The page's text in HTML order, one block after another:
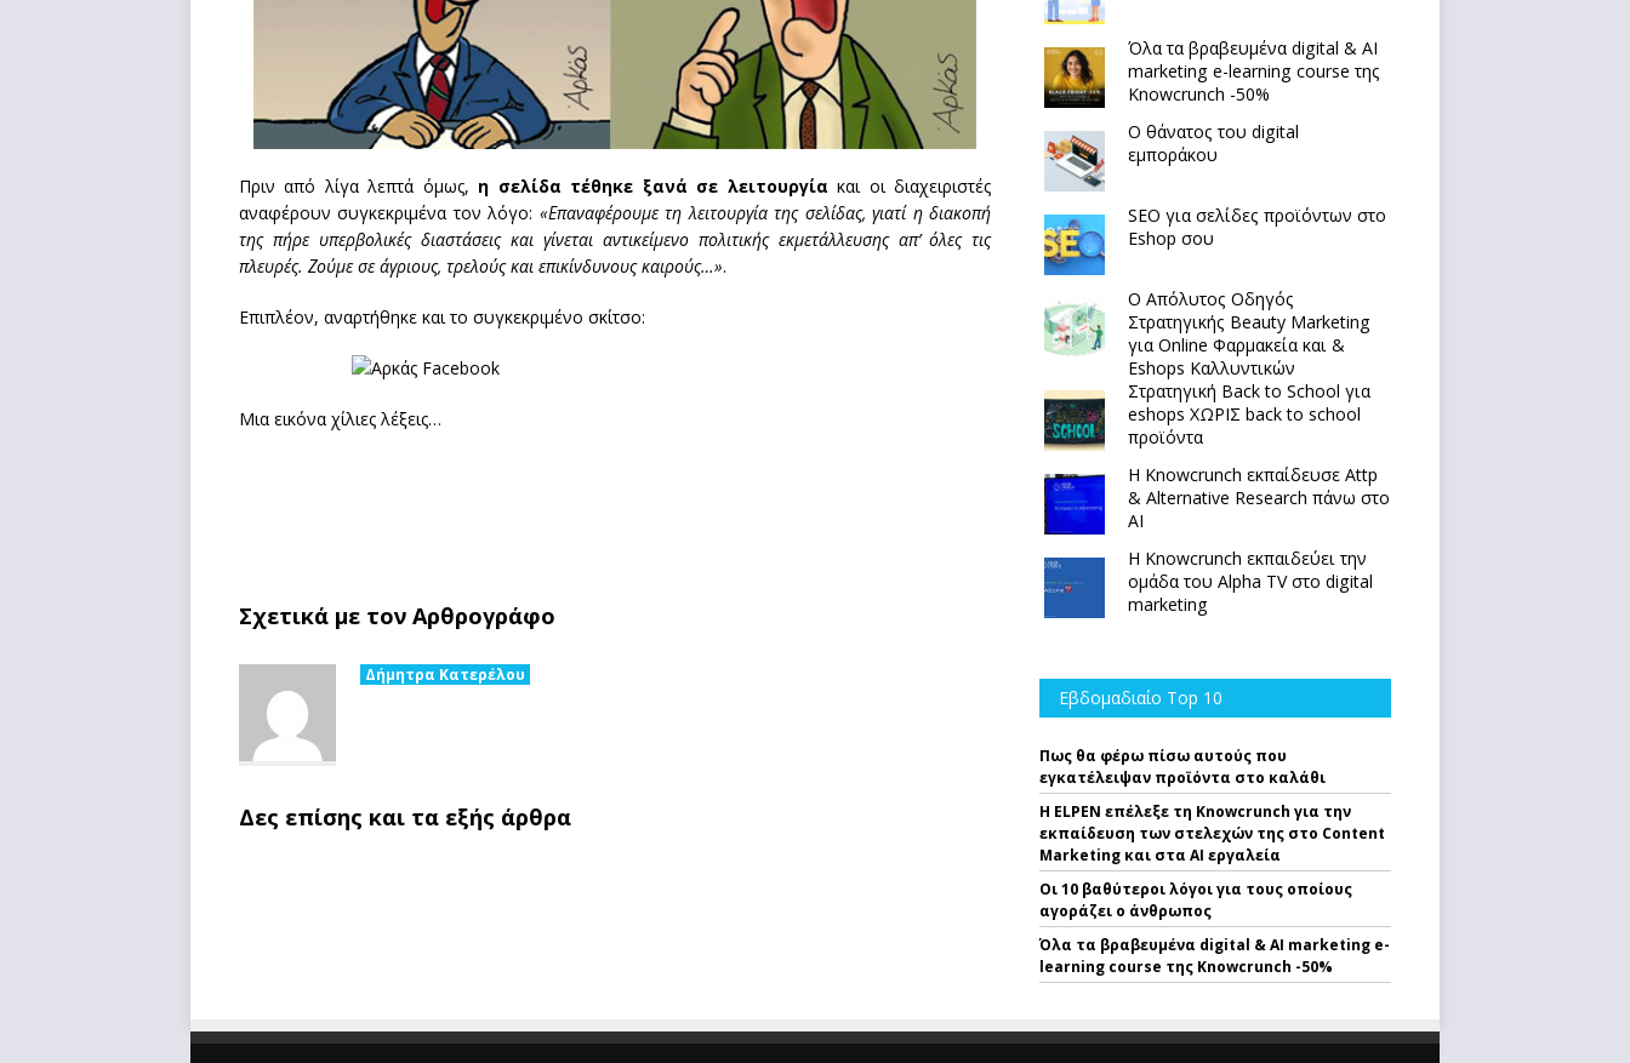
Πριν από λίγα λεπτά όμως, η σελίδα τέθηκε ξανά σε λειτουργίακαι οι διαχειριστές
αναφέρουν συγκεκριμένα τον λόγο: «Επαναφέρουμε τη λειτουργία της σελίδας, γιατί η διακοπή
της πήρε υπερβολικές διαστάσεις και γίνεται αντικείμενο πολιτικής εκμετάλλευσης απ’ όλες τις
πλευρές. Ζούμε σε άγριους, τρελούς και επικίνδυνους καιρούς…».
Επιπλέον, αναρτήθηκε και το συγκεκριμένο σκίτσο:
Μια εικόνα χίλιες λέξεις…
Σχετικά με τον Αρθρογράφο
Δήμητρα Κατερέλου
Δες επίσης και τα εξής άρθρα
Όλα τα βραβευμένα digital & AI
marketing e-learning course της
Knowcrunch -50%
Ο θάνατος του digital
εμποράκου
SEO για σελίδες προϊόντων στο
Eshop σου
Ο Απόλυτoς Οδηγός
Στρατηγικής Beauty Marketing
για Online Φαρμακεία και &
Eshops Καλλυντικών
Στρατηγική Back to School για
eshops ΧΩΡΙΣ back to school
προϊόντα
Η Knowcrunch εκπαίδευσε Attp
& Alternative Research πάνω στο
ΑΙ
Η Knowcrunch εκπαιδεύει την
ομάδα του Alpha TV στο digital
marketing
Εβδομαδιαίο Top 10
Πως θα φέρω πίσω αυτούς που
εγκατέλειψαν προϊόντα στο καλάθι
Η ELPEN επέλεξε τη Knowcrunch για την
εκπαίδευση των στελεχών της στο Content
Marketing και στα AI εργαλεία
Οι 10 βαθύτεροι λόγοι για τους οποίους
αγοράζει ο άνθρωπος
Όλα τα βραβευμένα digital & AI marketing e-
learning course της Knowcrunch -50%